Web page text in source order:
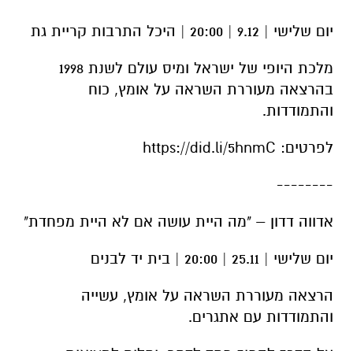
יום שלישי | 9.12 | 20:00 | היכל התרבות קריית גת
מלכת היופי של ישראל ומיס עולם לשנת 1998
בהרצאה מעוררת השראה על אומץ, כוח
והתמודדות.
לפרטים: https://did.li/5hnmC
--------
אדווה דדון – "מה היית עושה אם לא היית מפחדת"
יום שלישי | 25.11 | 20:00 | בית יד לבנים
הרצאה מעוררת השראה על אומץ, עשייה
והתמודדות עם אתגרים.